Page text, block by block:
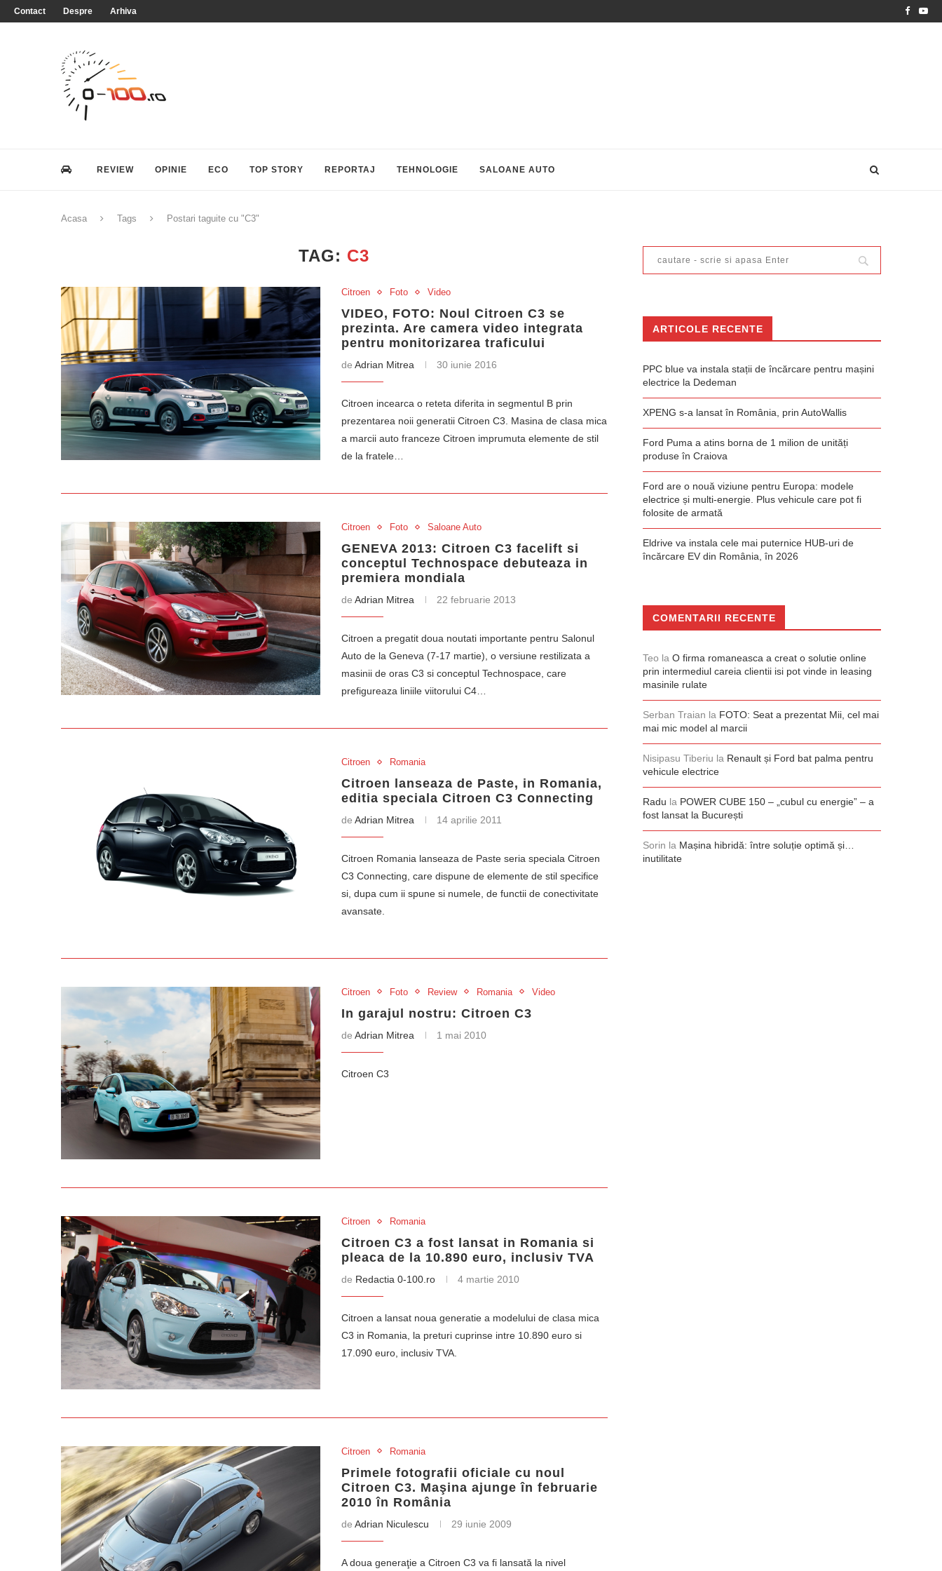
Contact Despre Arhiva
REVIEW OPINIE ECO TOP STORY REPORTAJ TEHNOLOGIE SALOANE AUTO
Acasa Tags Postari taguite cu "C3"
TAG: C3
Citroen Foto Video
VIDEO, FOTO: Noul Citroen C3 se
prezinta. Are camera video integrata
pentru monitorizarea traficului
de Adrian Mitrea 30 iunie 2016
Citroen incearca o reteta diferita in segmentul B prin
prezentarea noii generatii Citroen C3. Masina de clasa mica
a marcii auto franceze Citroen imprumuta elemente de stil
de la fratele…
Citroen Foto Saloane Auto
GENEVA 2013: Citroen C3 facelift si
conceptul Technospace debuteaza in
premiera mondiala
de Adrian Mitrea 22 februarie 2013
Citroen a pregatit doua noutati importante pentru Salonul
Auto de la Geneva (7-17 martie), o versiune restilizata a
masinii de oras C3 si conceptul Technospace, care
prefigureaza liniile viitorului C4…
Citroen Romania
Citroen lanseaza de Paste, in Romania,
editia speciala Citroen C3 Connecting
de Adrian Mitrea 14 aprilie 2011
Citroen Romania lanseaza de Paste seria speciala Citroen
C3 Connecting, care dispune de elemente de stil specifice
si, dupa cum ii spune si numele, de functii de conectivitate
avansate.
Citroen Foto Review Romania Video
In garajul nostru: Citroen C3
de Adrian Mitrea 1 mai 2010
Citroen C3
Citroen Romania
Citroen C3 a fost lansat in Romania si
pleaca de la 10.890 euro, inclusiv TVA
de Redactia 0-100.ro 4 martie 2010
Citroen a lansat noua generatie a modelului de clasa mica
C3 in Romania, la preturi cuprinse intre 10.890 euro si
17.090 euro, inclusiv TVA.
Citroen Romania
Primele fotografii oficiale cu noul
Citroen C3. Maşina ajunge în februarie
2010 în România
de Adrian Niculescu 29 iunie 2009
A doua generaţie a Citroen C3 va fi lansată la nivel
ARTICOLE RECENTE
PPC blue va instala stații de încărcare pentru mașini
electrice la Dedeman
XPENG s-a lansat în România, prin AutoWallis
Ford Puma a atins borna de 1 milion de unități
produse în Craiova
Ford are o nouă viziune pentru Europa: modele
electrice și multi-energie. Plus vehicule care pot fi
folosite de armată
Eldrive va instala cele mai puternice HUB-uri de
încărcare EV din România, în 2026
COMENTARII RECENTE
Teo la O firma romaneasca a creat o solutie online
prin intermediul careia clientii isi pot vinde in leasing
masinile rulate
Serban Traian la FOTO: Seat a prezentat Mii, cel mai
mai mic model al marcii
Nisipasu Tiberiu la Renault și Ford bat palma pentru
vehicule electrice
Radu la POWER CUBE 150 – „cubul cu energie” – a
fost lansat la București
Sorin la Mașina hibridă: între soluție optimă și…
inutilitate